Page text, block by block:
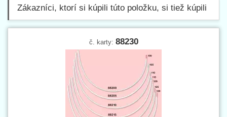
Zákazníci, ktorí si kúpili túto položku, si tiež kúpili
č. karty: 88230